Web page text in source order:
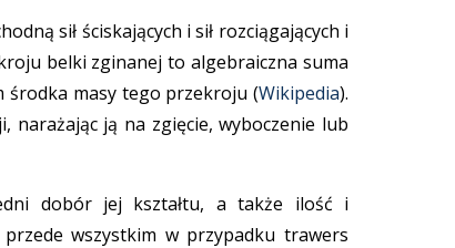
sił ściskających i sił rozciągających i
belki zginanej to algebraiczna suma
środka masy tego przekroju (Wikipedia).
narażając ją na zgięcie, wyboczenie lub
dobór jej kształtu, a także ilość i
wszystkim w przypadku trawers